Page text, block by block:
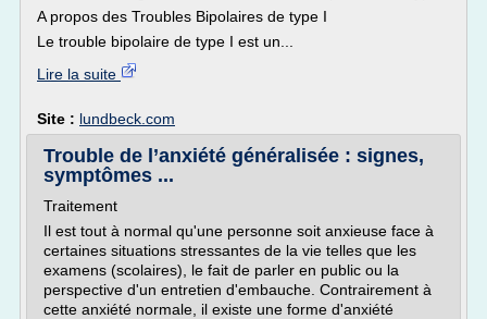
A propos des Troubles Bipolaires de type I
Le trouble bipolaire de type I est un...
Lire la suite
Site : lundbeck.com
Trouble de l’anxiété généralisée : signes,
symptômes ...
Traitement
Il est tout à normal qu'une personne soit anxieuse face à
certaines situations stressantes de la vie telles que les
examens (scolaires), le fait de parler en public ou la
perspective d'un entretien d'embauche. Contrairement à
cette anxiété normale, il existe une forme d'anxiété